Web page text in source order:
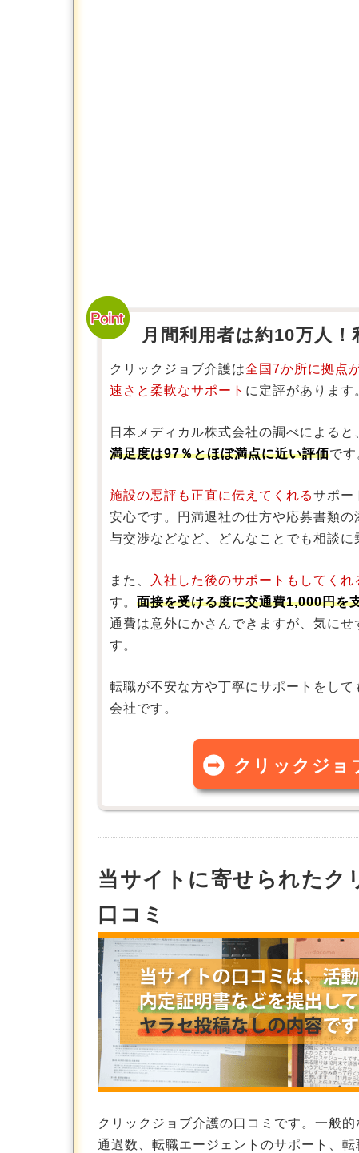
月間利用者は約10万人
クリックジョブ介護は全国7か所に拠点
速さと柔軟なサポート に定評があります
日本メディカル株式会社の調べによると
満足度は97％とほぼ満点に近い評価です
施設の悪評も正直に伝えてくれるサポー
安心です。円満退社の仕方や応募書類
与交渉などなど、どんなことでも相談に
また、 入社した後のサポートもしてく
す。 面接を受ける度に交通費1,000円を
通費は意外にかさんできますが、気に
す。
転職が不安な方や丁寧にサポートをして
会社です。
クリックジョ
当サイトに寄せられたク
口コミ
クリックジョブ介護の口コミです。一般
通過数、転職エージェントのサポート、